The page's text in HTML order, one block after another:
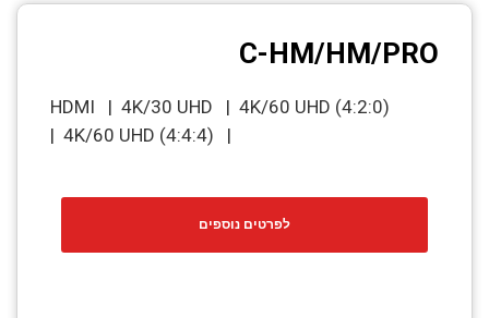
C-HM/HM/PRO
HDMI | 4K/30 UHD | 4K/60 UHD (4:2:0)
| 4K/60 UHD (4:4:4) |
לפרטים נוספים